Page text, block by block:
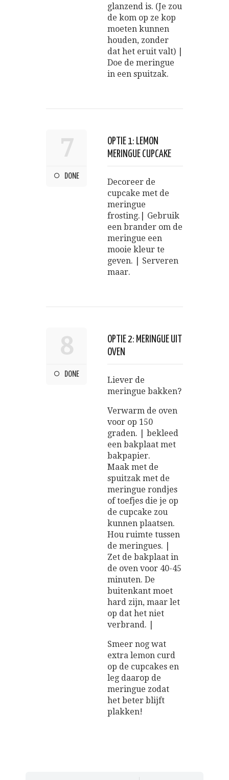
glanzend is. (Je zou
de kom op ze kop
moeten kunnen
houden, zonder
dat het eruit valt) |
Doe de meringue
in een spuitzak.
7
DONE
OPTIE 1: LEMON
MERINGUE CUPCAKE
Decoreer de
cupcake met de
meringue
frosting.| Gebruik
een brander om de
meringue een
mooie kleur te
geven. | Serveren
maar.
8
DONE
OPTIE 2: MERINGUE UIT
OVEN
Liever de
meringue bakken?
Verwarm de oven
voor op 150
graden. | bekleed
een bakplaat met
bakpapier.
Maak met de
spuitzak met de
meringue rondjes
of toefjes die je op
de cupcake zou
kunnen plaatsen.
Hou ruimte tussen
de meringues. |
Zet de bakplaat in
de oven voor 40-45
minuten. De
buitenkant moet
hard zijn, maar let
op dat het niet
verbrand. |
Smeer nog wat
extra lemon curd
op de cupcakes en
leg daarop de
meringue zodat
het beter blijft
plakken!